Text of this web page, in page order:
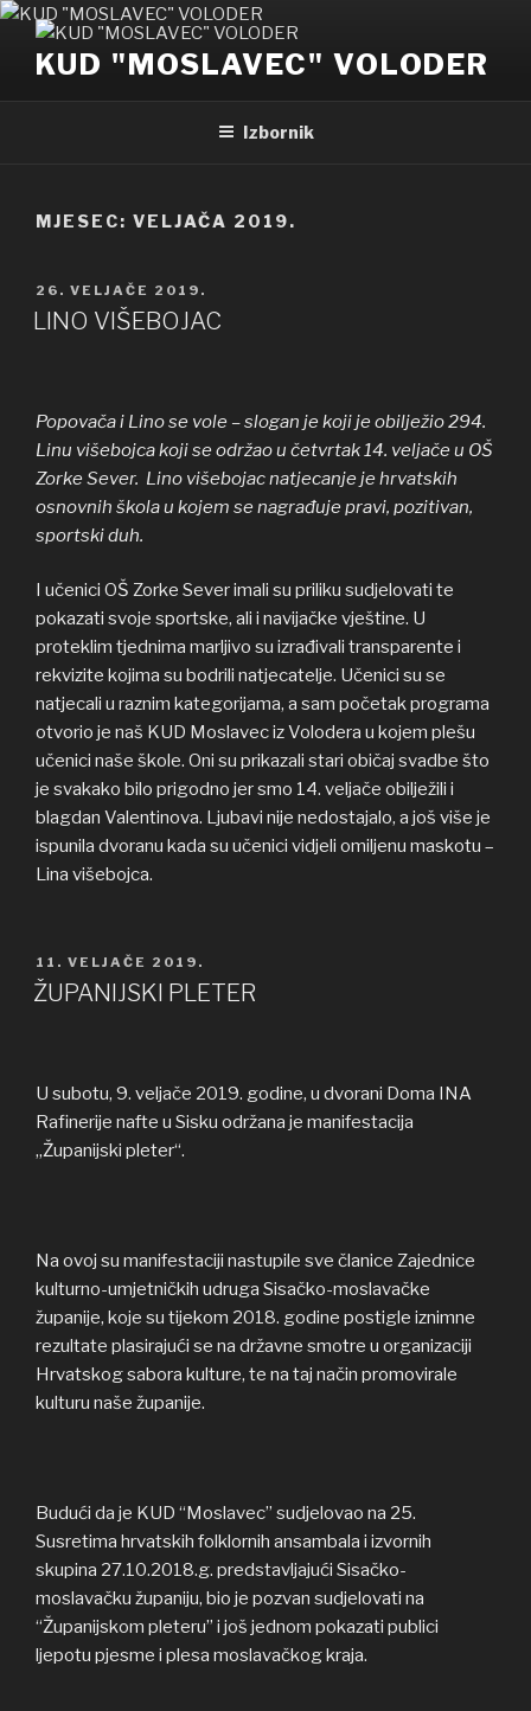
Preskoči
sadržajKUD "MOSLAVEC" VOLODER
Izbornik
MJESEC: VELJAČA 2019.
OBJAVLJENO
26. VELJAČE 2019.
LINO VIŠEBOJAC
Popovača i Lino se vole – slogan je koji je obilježio 294.
Linu višebojca koji se održao u četvrtak 14. veljače u OŠ
Zorke Sever. Lino višebojac natjecanje je hrvatskih
osnovnih škola u kojem se nagrađuje pravi, pozitivan,
sportski duh.
I učenici OŠ Zorke Sever imali su priliku sudjelovati te
pokazati svoje sportske, ali i navijačke vještine. U
proteklim tjednima marljivo su izrađivali transparente i
rekvizite kojima su bodrili natjecatelje. Učenici su se
natjecali u raznim kategorijama, a sam početak programa
otvorio je naš KUD Moslavec iz Volodera u kojem plešu
učenici naše škole. Oni su prikazali stari običaj svadbe što
je svakako bilo prigodno jer smo 14. veljače obilježili i
blagdan Valentinova. Ljubavi nije nedostajalo, a još više je
ispunila dvoranu kada su učenici vidjeli omiljenu maskotu –
Lina višebojca.
OBJAVLJENO
11. VELJAČE 2019.
ŽUPANIJSKI PLETER
U subotu, 9. veljače 2019. godine, u dvorani Doma INA
Rafinerije nafte u Sisku održana je manifestacija
„Županijski pleter“.
Na ovoj su manifestaciji nastupile sve članice Zajednice
kulturno-umjetničkih udruga Sisačko-moslavačke
županije, koje su tijekom 2018. godine postigle iznimne
rezultate plasirajući se na državne smotre u organizaciji
Hrvatskog sabora kulture, te na taj način promovirale
kulturu naše županije.
Budući da je KUD “Moslavec” sudjelovao na 25.
Susretima hrvatskih folklornih ansambala i izvornih
skupina 27.10.2018.g. predstavljajući Sisačko-
moslavačku županiju, bio je pozvan sudjelovati na
“Županijskom pleteru” i još jednom pokazati publici
ljepotu pjesme i plesa moslavačkog kraja.